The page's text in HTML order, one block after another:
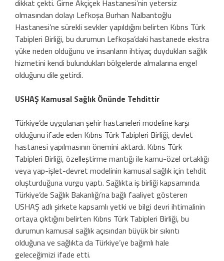
dikkat çekti. Girne Akçiçek Hastanesi’nin yetersiz
olmasından dolayı Lefkoşa Burhan Nalbantoğlu
Hastanesi’ne sürekli sevkler yapıldığını belirten Kıbrıs Türk
Tabipleri Birliği, bu durumun Lefkoşa’daki hastanede ekstra
yüke neden olduğunu ve insanların ihtiyaç duydukları sağlık
hizmetini kendi bulundukları bölgelerde almalarına engel
olduğunu dile getirdi.
USHAŞ Kamusal Sağlık Önünde Tehdittir
Türkiye’de uygulanan şehir hastaneleri modeline karşı
olduğunu ifade eden Kıbrıs Türk Tabipleri Birliği, devlet
hastanesi yapılmasının önemini aktardı. Kıbrıs Türk
Tabipleri Birliği, özelleştirme mantığı ile kamu-özel ortaklığı
veya yap-işlet-devret modelinin kamusal sağlık için tehdit
oluşturduğuna vurgu yaptı. Sağlıkta iş birliği kapsamında
Türkiye’de Sağlık Bakanlığı’na bağlı faaliyet gösteren
USHAŞ adlı şirkete kapsamlı yetki ve bilgi devri ihtimalinin
ortaya çıktığını belirten Kıbrıs Türk Tabipleri Birliği, bu
durumun kamusal sağlık açısından büyük bir sıkıntı
olduğuna ve sağlıkta da Türkiye’ye bağımlı hale
geleceğimizi ifade etti.